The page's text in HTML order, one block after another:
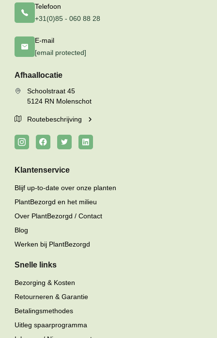
Telefoon
+31(0)85 - 060 88 28
E-mail
[email protected]
Afhaallocatie
Schoolstraat 45
5124 RN Molenschot
Routebeschrijving
Klantenservice
Blijf up-to-date over onze planten
PlantBezorgd en het milieu
Over PlantBezorgd / Contact
Blog
Werken bij PlantBezorgd
Snelle links
Bezorging & Kosten
Retourneren & Garantie
Betalingsmethodes
Uitleg spaarprogramma